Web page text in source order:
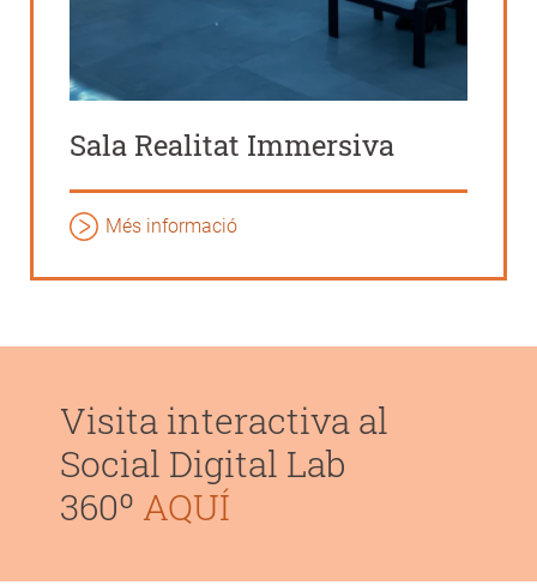
Sala Realitat Immersiva
Més informació
Visita interactiva al
Social Digital Lab
360º AQUÍ